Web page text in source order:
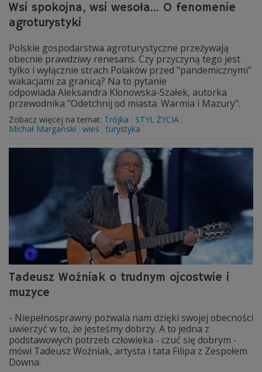
Wsi spokojna, wsi wesoła… O fenomenie
agroturystyki
Polskie gospodarstwa agroturystyczne przeżywają
obecnie prawdziwy renesans. Czy przyczyną tego jest
tylko i wyłącznie strach Polaków przed "pandemicznymi"
wakacjami za granicą? Na to pytanie
odpowiada Aleksandra Klonowska-Szałek, autorka
przewodnika "Odetchnij od miasta. Warmia i Mazury".
Zobacz więcej na temat: Trójka
STYL ŻYCIA
Michał Margański
wieś turystyka
Tadeusz Woźniak o trudnym ojcostwie i
muzyce
- Niepełnosprawny pozwala nam dzięki swojej obecności
uwierzyć w to, że jesteśmy dobrzy. A to jedna z
podstawowych potrzeb człowieka - czuć się dobrym -
mówi Tadeusz Woźniak, artysta i tata Filipa z Zespołem
Downa.